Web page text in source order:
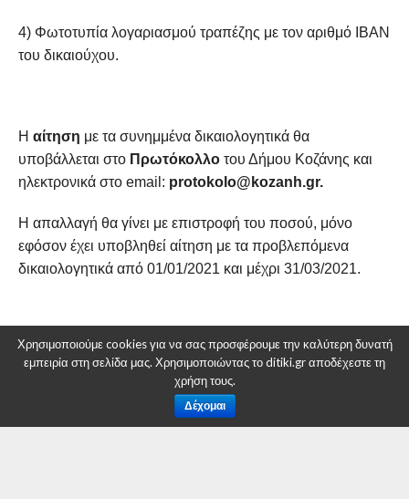
4) Φωτοτυπία λογαριασμού τραπέζης με τον αριθμό IBAN
του δικαιούχου.
Η αίτηση με τα συνημμένα δικαιολογητικά θα
υποβάλλεται στο Πρωτόκολλο του Δήμου Κοζάνης και
ηλεκτρονικά στο email: protokolo@kozanh.gr.
Η απαλλαγή θα γίνει με επιστροφή του ποσού, μόνο
εφόσον έχει υποβληθεί αίτηση με τα προβλεπόμενα
δικαιολογητικά από 01/01/2021 και μέχρι 31/03/2021.
Χρησιμοποιούμε cookies για να σας προσφέρουμε την καλύτερη δυνατή
εμπειρία στη σελίδα μας. Χρησιμοποιώντας το ditiki.gr αποδέχεστε τη
χρήση τους.
Δέχομαι